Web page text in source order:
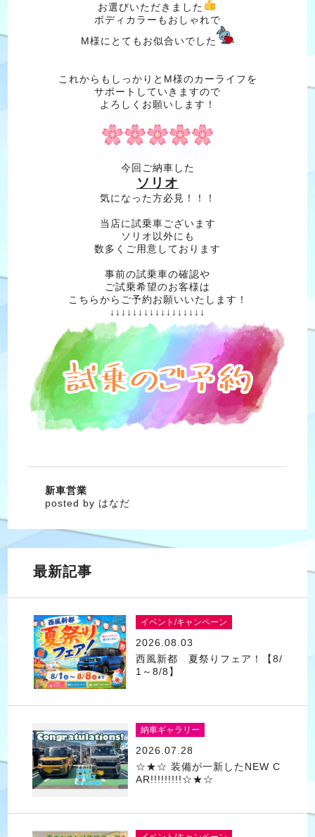
お選びいただきました
ボディカラーもおしゃれで
M様にとてもお似合いでした
これからもしっかりとM様のカーライフを
サポートしていきますので
よろしくお願いします！
今回ご納車した
ソリオ
気になった方必見！！！
当店に試乗車ございます
ソリオ以外にも
数多くご用意しております
事前の試乗車の確認や
ご試乗希望のお客様は
こちらからご予約お願いいたします！
↓↓↓↓↓↓↓↓↓↓↓↓↓↓↓↓↓
新車営業
posted by はなだ
最新記事
イベント/キャンペーン
2026.08.03
西風新都 夏祭りフェア！【8/
1～8/8】
納車ギャラリー
2026.07.28
☆★☆ 装備が一新したNEW C
AR!!!!!!!!!☆★☆